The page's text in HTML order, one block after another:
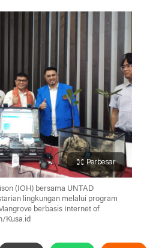
Perbesar
(IOH) bersama UNTAD
lingkungan melalui program
berbasis Internet of
Kusa.id